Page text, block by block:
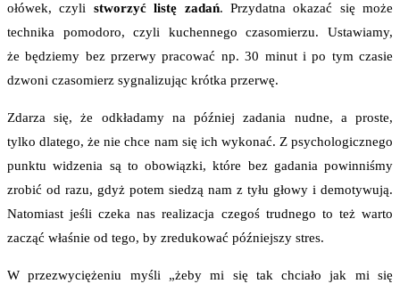
ołówek, czyli stworzyć listę zadań. Przydatna okazać się może
technika pomodoro, czyli kuchennego czasomierzu. Ustawiamy,
że będziemy bez przerwy pracować np. 30 minut i po tym czasie
dzwoni czasomierz sygnalizując krótka przerwę.
Zdarza się, że odkładamy na później zadania nudne, a proste,
tylko dlatego, że nie chce nam się ich wykonać. Z psychologicznego
punktu widzenia są to obowiązki, które bez gadania powinniśmy
zrobić od razu, gdyż potem siedzą nam z tyłu głowy i demotywują.
Natomiast jeśli czeka nas realizacja czegoś trudnego to też warto
zacząć właśnie od tego, by zredukować późniejszy stres.
W przezwyciężeniu myśli „żeby mi się tak chciało jak mi się